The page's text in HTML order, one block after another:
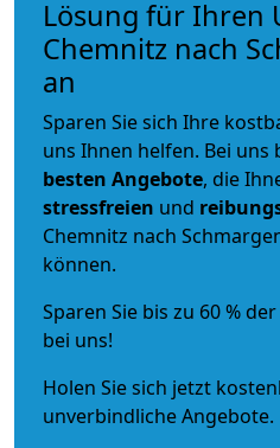
Lösung für Ihren
Chemnitz nach
an
Sparen Sie sich Ihre
uns Ihnen helfen. Bei uns
besten Angebote, die
stressfreien und
Chemnitz nach
können.
Sparen Sie bis zu 60 %
bei uns!
Holen Sie sich jetzt
unverbindliche Angebote.